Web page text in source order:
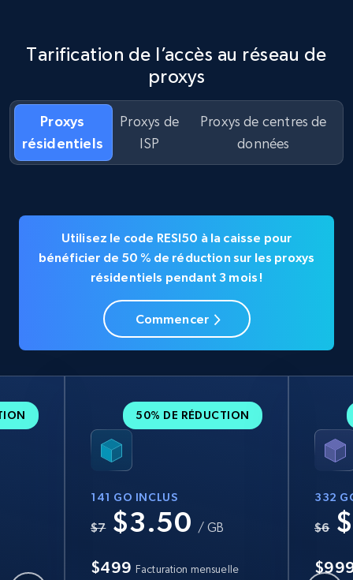
Tarification de l’accès au réseau de
proxys
Proxys
résidentiels
Proxys de
ISP
Proxys de centres de
données
Utilisez le code RESI50 à la caisse pour
bénéficier de 50 % de réduction sur les proxys
résidentiels pendant 3 mois !
Commencer
50% DE RÉDUCTION
141 GO INCLUS
$7 $3.50 / GB
$499 Facturation mensuelle
332
$6